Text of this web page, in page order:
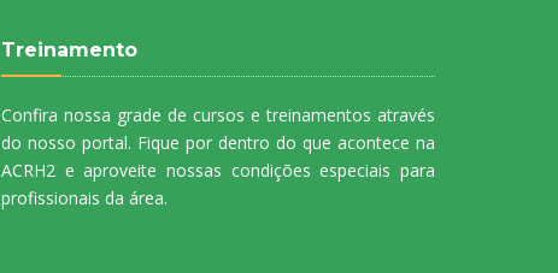
Treinamento
Confira nossa grade de cursos e treinamentos através
do nosso portal. Fique por dentro do que acontece na
ACRH2 e aproveite nossas condições especiais para
profissionais da área.